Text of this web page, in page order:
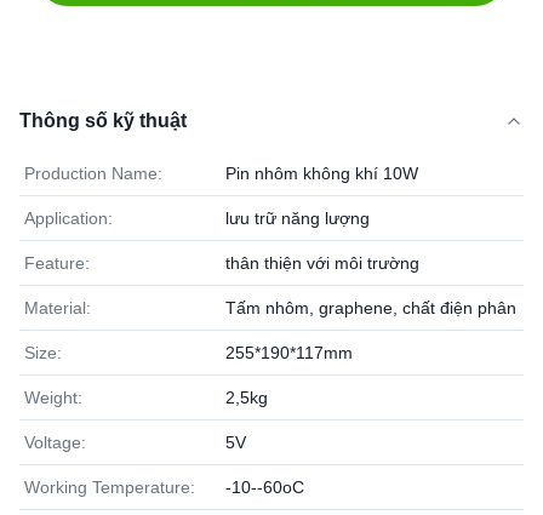
Thông số kỹ thuật
Production Name: Pin nhôm không khí 10W
Application: lưu trữ năng lượng
Feature: thân thiện với môi trường
Material: Tấm nhôm, graphene, chất điện phân
Size: 255*190*117mm
Weight: 2,5kg
Voltage: 5V
Working Temperature: -10--60oC